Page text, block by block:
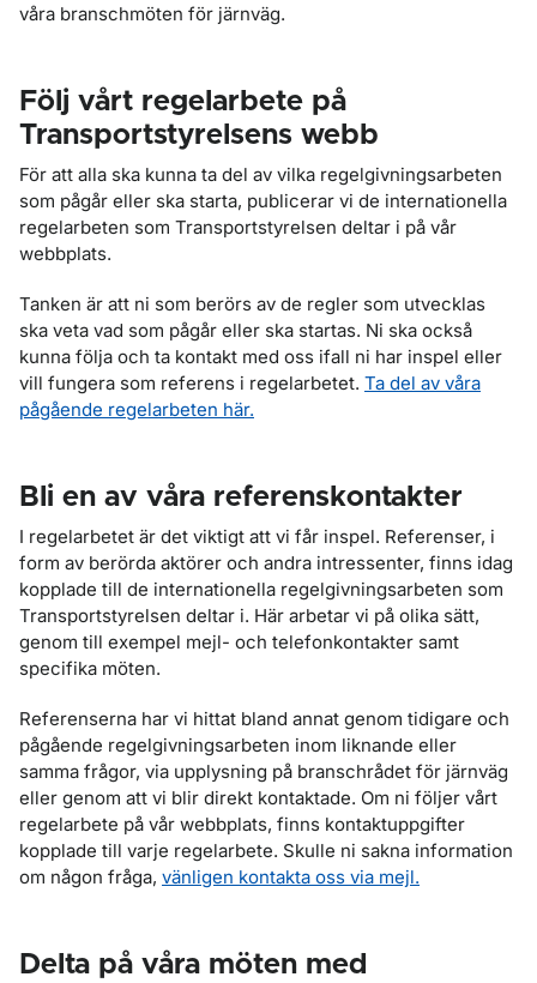
våra branschmöten för järnväg.
Följ vårt regelarbete på
Transportstyrelsens webb
För att alla ska kunna ta del av vilka regelgivningsarbeten
som pågår eller ska starta, publicerar vi de internationella
regelarbeten som Transportstyrelsen deltar i på vår
webbplats.
Tanken är att ni som berörs av de regler som utvecklas
ska veta vad som pågår eller ska startas. Ni ska också
kunna följa och ta kontakt med oss ifall ni har inspel eller
vill fungera som referens i regelarbetet. Ta del av våra
pågående regelarbeten här.
Bli en av våra referenskontakter
I regelarbetet är det viktigt att vi får inspel. Referenser, i
form av berörda aktörer och andra intressenter, finns idag
kopplade till de internationella regelgivningsarbeten som
Transportstyrelsen deltar i. Här arbetar vi på olika sätt,
genom till exempel mejl- och telefonkontakter samt
specifika möten.
Referenserna har vi hittat bland annat genom tidigare och
pågående regelgivningsarbeten inom liknande eller
samma frågor, via upplysning på branschrådet för järnväg
eller genom att vi blir direkt kontaktade. Om ni följer vårt
regelarbete på vår webbplats, finns kontaktuppgifter
kopplade till varje regelarbete. Skulle ni sakna information
om någon fråga, vänligen kontakta oss via mejl.
Delta på våra möten med